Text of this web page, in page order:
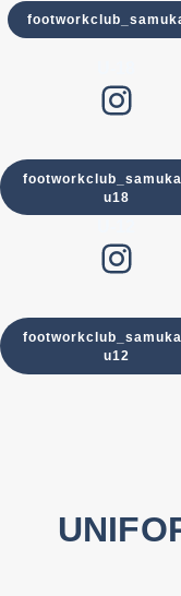
Instagram
u18
Instagram
u12